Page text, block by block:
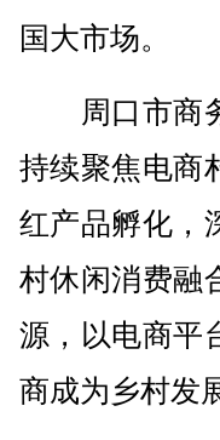
国大市场。
周口市商务
持续聚焦电商
红产品孵化，
村休闲消费融
源，以电商平
商成为乡村发